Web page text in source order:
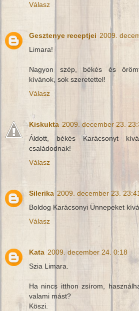
Válasz
Gesztenye receptjei 2009.
Limara!
Nagyon szép, békés és
kívánok, sok szeretettel!
Válasz
Kiskukta 2009. december 23.
Áldott, békés Karácsonyt
családodnak!
Válasz
Silerika 2009. december 23. 23:41
Boldog Karácsonyi Ünnepeket
Válasz
Kata 2009. december 24. 0:18
Szia Limara.
Ha nincs itthon zsírom,
valami mást?
Köszi.